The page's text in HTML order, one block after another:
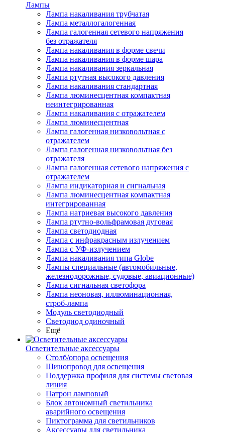
Лампы
Лампа накаливания трубчатая
Лампа металлогалогенная
Лампа галогенная сетевого напряжения
без отражателя
Лампа накаливания в форме свечи
Лампа накаливания в форме шара
Лампа накаливания зеркальная
Лампа ртутная высокого давления
Лампа накаливания стандартная
Лампа люминесцентная компактная
неинтегрированная
Лампа накаливания с отражателем
Лампа люминесцентная
Лампа галогенная низковольтная с
отражателем
Лампа галогенная низковольтная без
отражателя
Лампа галогенная сетевого напряжения с
отражателем
Лампа индикаторная и сигнальная
Лампа люминесцентная компактная
интегрированная
Лампа натриевая высокого давления
Лампа ртутно-вольфрамовая дуговая
Лампа светодиодная
Лампа с инфракрасным излучением
Лампа с УФ-излучением
Лампа накаливания типа Globe
Лампы специальные (автомобильные,
железнодорожные, судовые, авиационные)
Лампа сигнальная светофора
Лампа неоновая, иллюминационная,
строб-лампа
Модуль светодиодный
Светодиод одиночный
Ещё
Осветительные аксессуары
Столб/опора освещения
Шинопровод для освещения
Поддержка профиля для системы световая
линия
Патрон ламповый
Блок автономный светильника
аварийного освещения
Пиктограмма для светильников
Аксессуары для светильника